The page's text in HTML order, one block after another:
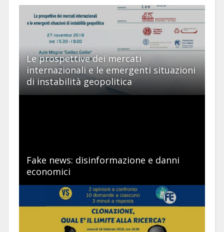
Le prospettive dei mercati
internazionali e le emergenti situazioni
di instabilità geopolitica
Fake news: disinformazione e danni
economici